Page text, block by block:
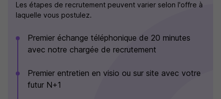
Les étapes de recrutement peuvent varier selon l'offre à
laquelle vous postulez.
Premier échange téléphonique de 20 minutes
avec notre chargée de recrutement
Premier entretien en visio ou sur site avec votre
futur N+1